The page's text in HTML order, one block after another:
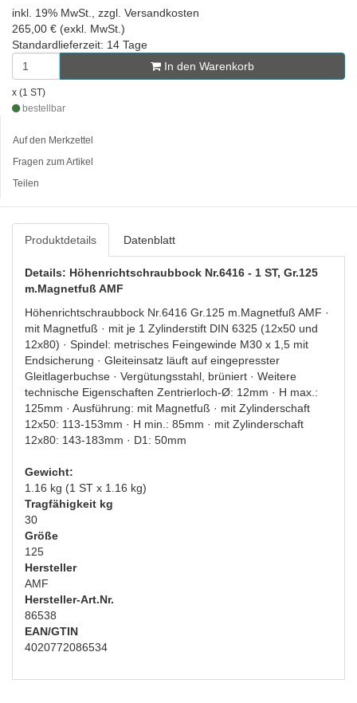
inkl. 19% MwSt., zzgl. Versandkosten
265,00 € (exkl. MwSt.)
Standardlieferzeit: 14 Tage
In den Warenkorb
x (1 ST)
bestellbar
Auf den Merkzettel
Fragen zum Artikel
Teilen
Produktdetails Datenblatt
Details: Höhenrichtschraubbock Nr.6416 - 1 ST, Gr.125
m.Magnetfuß AMF
Höhenrichtschraubbock Nr.6416 Gr.125 m.Magnetfuß AMF ·
mit Magnetfuß · mit je 1 Zylinderstift DIN 6325 (12x50 und
12x80) · Spindel: metrisches Feingewinde M30 x 1,5 mit
Endsicherung · Gleiteinsatz läuft auf eingepresster
Gleitlagerbuchse · Vergütungsstahl, brüniert · Weitere
technische Eigenschaften Zentrierloch-Ø: 12mm · H max.:
125mm · Ausführung: mit Magnetfuß · mit Zylinderschaft
12x50: 113-153mm · H min.: 85mm · mit Zylinderschaft
12x80: 143-183mm · D1: 50mm
Gewicht:
1.16 kg (1 ST x 1.16 kg)
Tragfähigkeit kg
30
Größe
125
Hersteller
AMF
Hersteller-Art.Nr.
86538
EAN/GTIN
4020772086534